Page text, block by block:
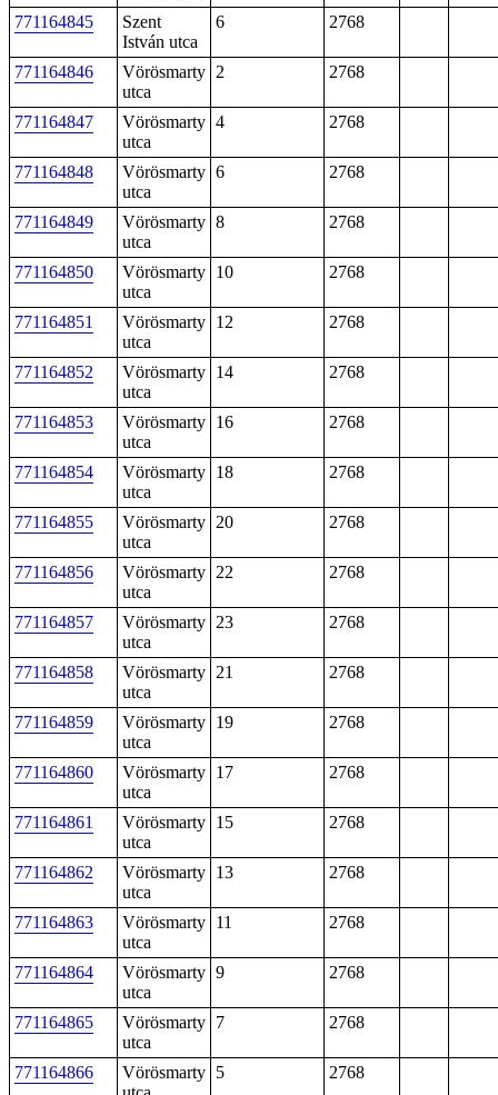
771164845
Szent
István utca
6 2768
771164846
Vörösmarty
utca
2 2768
771164847
Vörösmarty
utca
4 2768
771164848
Vörösmarty
utca
6 2768
771164849
Vörösmarty
utca
8 2768
771164850
Vörösmarty
utca
10 2768
771164851
Vörösmarty
utca
12 2768
771164852
Vörösmarty
utca
14 2768
771164853
Vörösmarty
utca
16 2768
771164854
Vörösmarty
utca
18 2768
771164855
Vörösmarty
utca
20 2768
771164856
Vörösmarty
utca
22 2768
771164857
Vörösmarty
utca
23 2768
771164858
Vörösmarty
utca
21 2768
771164859
Vörösmarty
utca
19 2768
771164860
Vörösmarty
utca
17 2768
771164861
Vörösmarty
utca
15 2768
771164862
Vörösmarty
utca
13 2768
771164863
Vörösmarty
utca
11 2768
771164864
Vörösmarty
utca
9 2768
771164865
Vörösmarty
utca
7 2768
771164866
Vörösmarty 5 2768